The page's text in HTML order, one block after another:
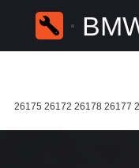
26175 26172 26178 26177